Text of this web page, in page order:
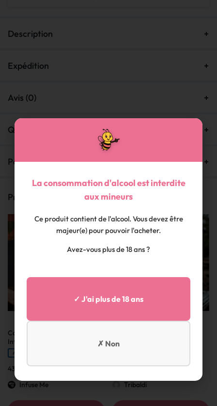
Description
Expédition
Avis (0)
Questions et Réponses
Politique de garantie
Produits similaires
Coffret Dégustation : 12
Infusions pour Cocktails
ARTISAN FRANÇAIS
43,00
€
Infuse Me
40,00€
Tribaldi
La consommation d'alcool est interdite
aux mineurs
Ce produit contient de l'alcool. Vous devez être
majeur(e) pour pouvoir l'acheter.
Avez-vous plus de 18 ans ?
✓ J'ai plus de 18 ans
✗ Non